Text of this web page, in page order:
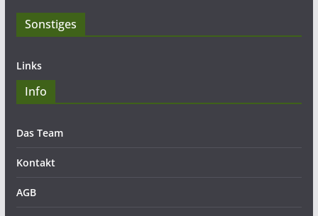
Sonstiges
Links
Info
Das Team
Kontakt
AGB